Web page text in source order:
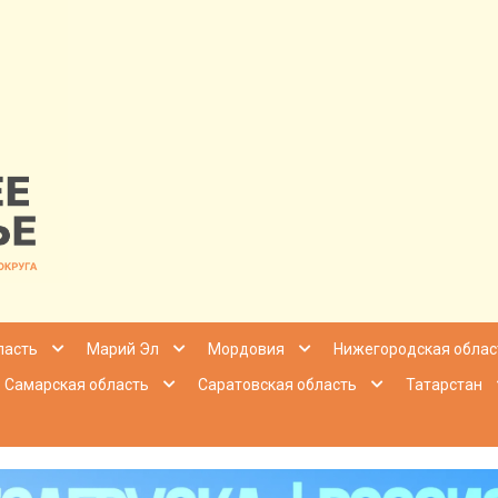
|Марий Эл Мордовия
Нижегородская
Самарская область Саратовская область
Татарстан